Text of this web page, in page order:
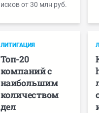
исков от 30 млн руб.
ЛИТИГАЦИЯ
Топ-20
компаний с
наибольшим
количеством
дел